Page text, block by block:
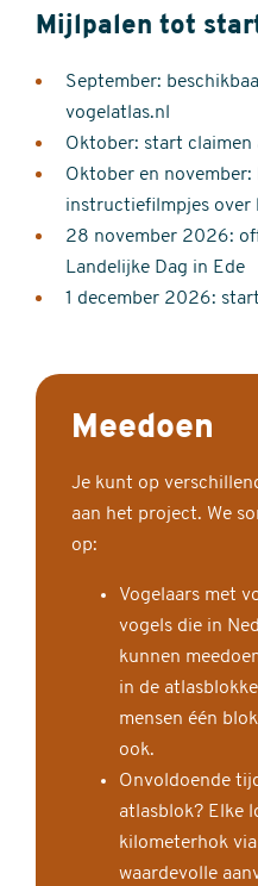
Mijlpalen tot
September:
vogelatlas.nl
Oktober: start claimen
Oktober en november:
instructiefilmpjes over
28 november 2026:
Landelijke Dag in Ede
1 december 2026:
Meedoen
Je kunt op
aan het project. We
op:
Vogelaars met
vogels die in
kunnen
in de
mensen één
ook.
Onvoldoende
atlasblok? Elke
kilometerhok
waardevolle